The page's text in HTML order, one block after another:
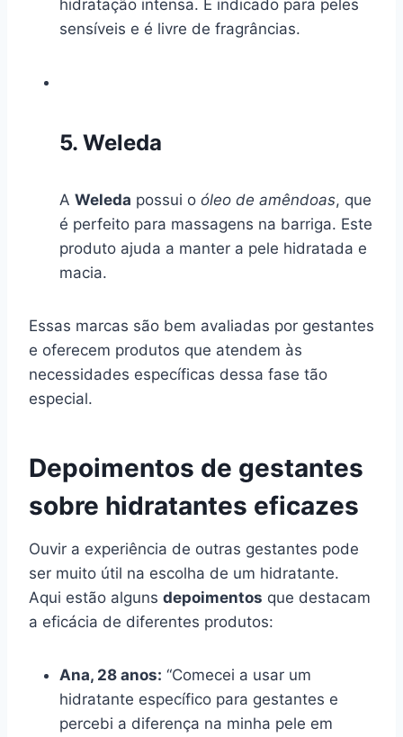
hidratação intensa. É indicado para peles
sensíveis e é livre de fragrâncias.
5. Weleda
A Weleda possui o óleo de amêndoas, que
é perfeito para massagens na barriga. Este
produto ajuda a manter a pele hidratada e
macia.
Essas marcas são bem avaliadas por gestantes
e oferecem produtos que atendem às
necessidades específicas dessa fase tão
especial.
Depoimentos de gestantes
sobre hidratantes eficazes
Ouvir a experiência de outras gestantes pode
ser muito útil na escolha de um hidratante.
Aqui estão alguns depoimentos que destacam
a eficácia de diferentes produtos:
Ana, 28 anos: “Comecei a usar um
hidratante específico para gestantes e
percebi a diferença na minha pele em